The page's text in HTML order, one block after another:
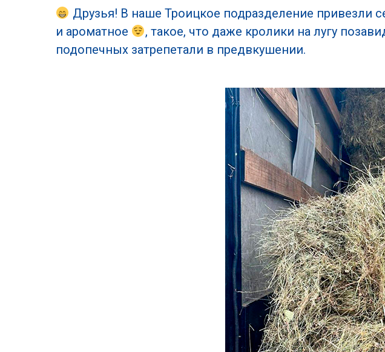
Друзья! В наше Троицкое подразделение привезли
и ароматное
, такое, что даже кролики на лугу
подопечных затрепетали в предвкушении.